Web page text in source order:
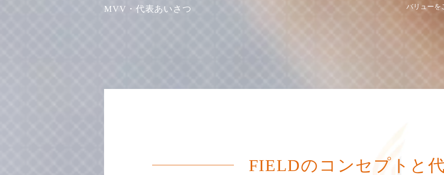
MVV・代表あいさつ
バリューを
FIELDのコンセプトと